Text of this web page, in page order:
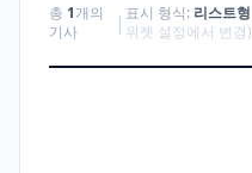
총 1개의
기사
| 표시 형식: 리스트형
위젯 설정에서 변경)